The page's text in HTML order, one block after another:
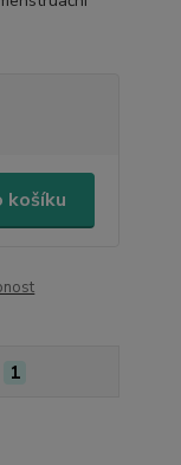
košíku
1